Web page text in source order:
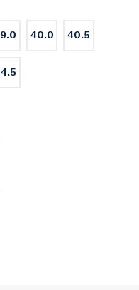
40.0 40.5